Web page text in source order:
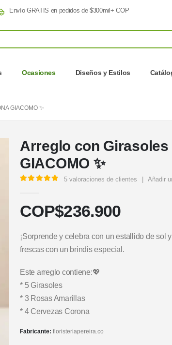
Envío GRATIS en pedidos de $300mil+ COP
Ocasiones Diseños y Estilos
GIACOMO ✨
Arreglo con
GIACOMO ✨
5 valoraciones de clientes Añadir
COP$236.900
¡Sorprende y celebra con un estallido de sol
frescas con un brindis especial.
Este arreglo contiene:💖
* 5 Girasoles
* 3 Rosas Amarillas
* 4 Cervezas Corona
Fabricante: floristeriapereira.co